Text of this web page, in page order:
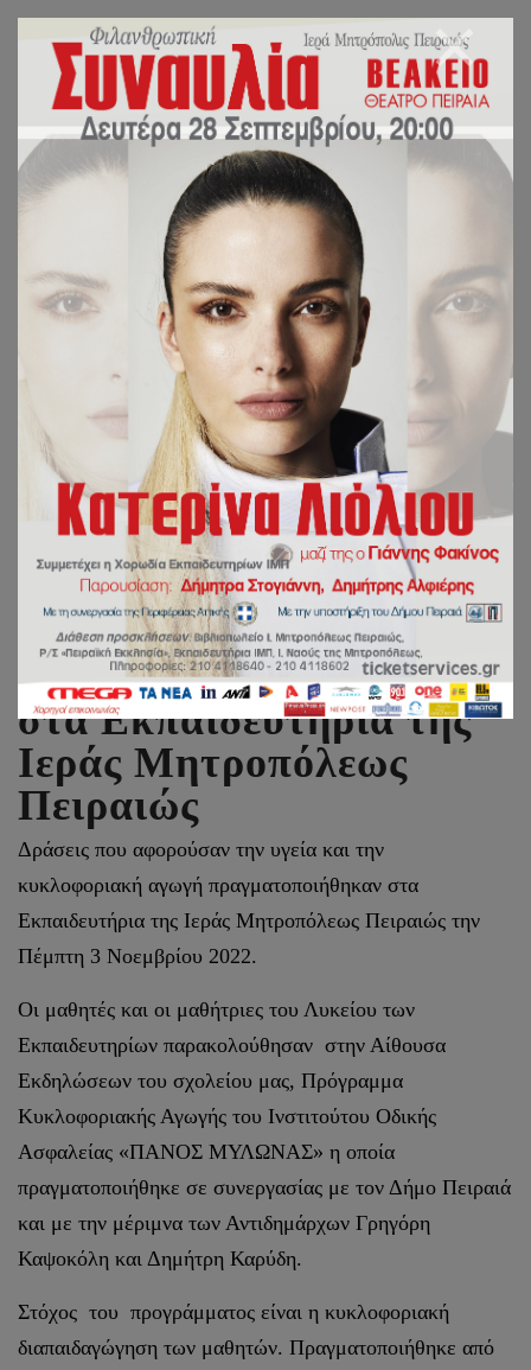
Δράσεις υγείας και
κυκλοφοριακής αγωγής
στα Εκπαιδευτήρια της
Ιεράς Μητροπόλεως
Πειραιώς
Δράσεις που αφορούσαν την υγεία και την
κυκλοφοριακή αγωγή πραγματοποιήθηκαν στα
Εκπαιδευτήρια της Ιεράς Μητροπόλεως Πειραιώς την
Πέμπτη 3 Νοεμβρίου 2022.
Οι μαθητές και οι μαθήτριες του Λυκείου των
Εκπαιδευτηρίων παρακολούθησαν στην Αίθουσα
Εκδηλώσεων του σχολείου μας, Πρόγραμμα
Κυκλοφοριακής Αγωγής του Ινστιτούτου Οδικής
Ασφαλείας «ΠΑΝΟΣ ΜΥΛΩΝΑΣ» η οποία
πραγματοποιήθηκε σε συνεργασίας με τον Δήμο Πειραιά
και με την μέριμνα των Αντιδημάρχων Γρηγόρη
Καψοκόλη και Δημήτρη Καρύδη.
Στόχος του προγράμματος είναι η κυκλοφοριακή
διαπαιδαγώγηση των μαθητών. Πραγματοποιήθηκε από